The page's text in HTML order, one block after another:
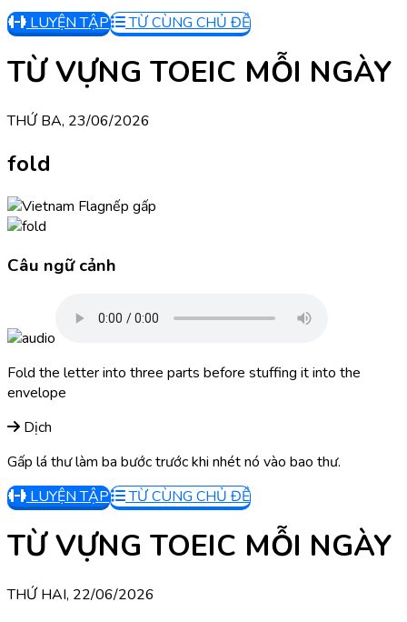
LUYỆN TẬP
TỪ CÙNG CHỦ ĐỀ
TỪ VỰNG TOEIC MỖI NGÀY
THỨ BA, 23/06/2026
fold
nếp gấp
Câu ngữ cảnh
Fold the letter into three parts before stuffing it into the
envelope
Dịch
Gấp lá thư làm ba bước trước khi nhét nó vào bao thư.
LUYỆN TẬP
TỪ CÙNG CHỦ ĐỀ
TỪ VỰNG TOEIC MỖI NGÀY
THỨ HAI, 22/06/2026